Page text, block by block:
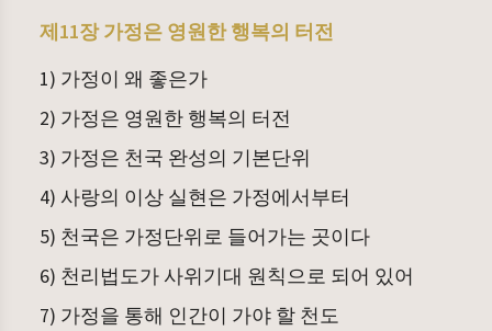
제11장 가정은 영원한 행복의 터전
1) 가정이 왜 좋은가
2) 가정은 영원한 행복의 터전
3) 가정은 천국 완성의 기본단위
4) 사랑의 이상 실현은 가정에서부터
5) 천국은 가정단위로 들어가는 곳이다
6) 천리법도가 사위기대 원칙으로 되어 있어
7) 가정을 통해 인간이 가야 할 천도